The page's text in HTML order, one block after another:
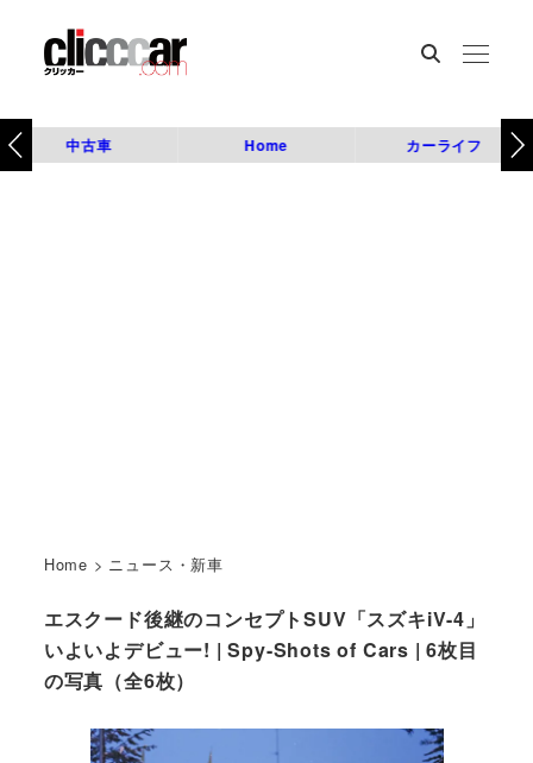
中古車 Home カーライフ
Home > ニュース・新車
エスクード後継のコンセプトSUV「スズキiV-4」
いよいよデビュー! | Spy-Shots of Cars | 6枚目
の写真（全6枚）